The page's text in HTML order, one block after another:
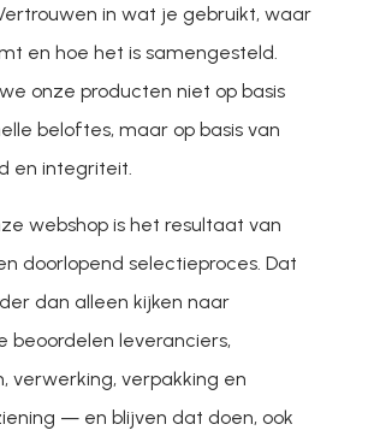
in wat je gebruikt, waar
en hoe het is samengesteld.
onze producten niet op basis
beloftes, maar op basis van
en integriteit.
webshop is het resultaat van
doorlopend selectieproces. Dat
dan alleen kijken naar
beoordelen leveranciers,
verwerking, verpakking en
— en blijven dat doen, ook